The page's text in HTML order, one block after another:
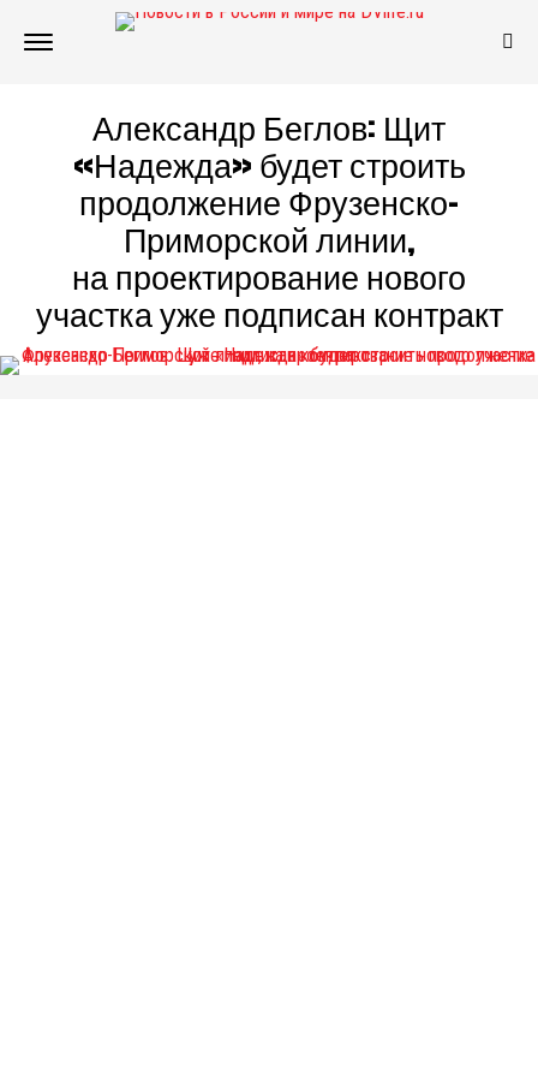
Александр Беглов: Щит
«Надежда» будет строить
продолжение Фрузенско-
Приморской линии,
на проектирование нового
участка уже подписан контракт